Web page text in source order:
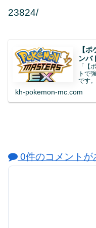
23824/
【
ンバ
「【
トで
です。
kh-pokemon-mc.com
0件のコメントが